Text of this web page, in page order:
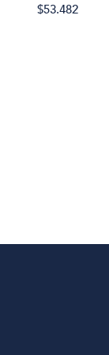
$53.482